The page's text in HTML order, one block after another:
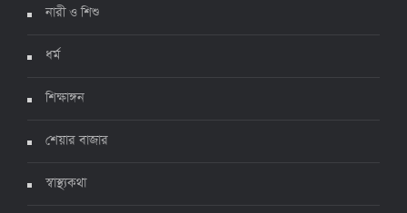
নারী ও শিশু
ধর্ম
শিক্ষাঙ্গন
শেয়ার বাজার
স্বাস্থ্যকথা